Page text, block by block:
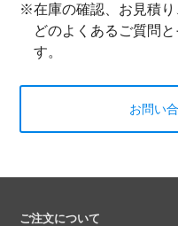
※在庫の確認、お見積
どのよくあるご質問
す。
お問い
ご注文について